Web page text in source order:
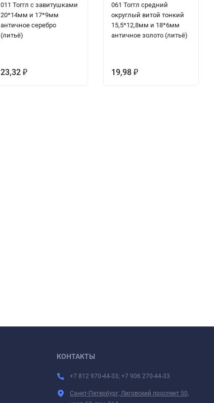
011 Тоггл с завитушками
20*14мм и 17*9мм
античное серебро
(литьё)
23,32 ₽
061 Тоггл средний
округлый витой тонкий
15,5*12,8мм и 18*6мм
античное золото (литьё)
19,98 ₽
КОНТАКТЫ
+7 812 970-44-33; +7 906 270-44-33
Санкт-Петербург, Лиговский проспект 50,